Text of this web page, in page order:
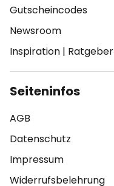
Gutscheincodes
Newsroom
Inspiration | Ratgeber
Seiteninfos
AGB
Datenschutz
Impressum
Widerrufsbelehrung